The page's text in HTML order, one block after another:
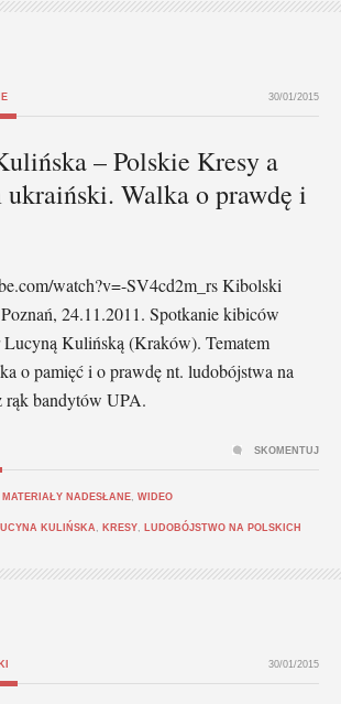
30/01/2015
– Polskie Kresy a
Walka o prawdę i
watch?v=-SV4cd2m_rs Kibolski
24.11.2011. Spotkanie kibiców
Lucyną Kulińską (Kraków). Tematem
o pamięć i o prawdę nt. ludobójstwa na
rąk bandytów UPA.
MATERIAŁY NADESŁANE WIDEO
KULIŃSKA KRESY
LUDOBÓJSTWO NA POLSKICH
SKOMENTUJ
30/01/2015